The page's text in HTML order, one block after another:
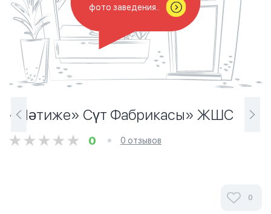
фото заведения..
«Нәтиже» Сүт Фабрикасы» ЖШС
0 0 отзывов
0